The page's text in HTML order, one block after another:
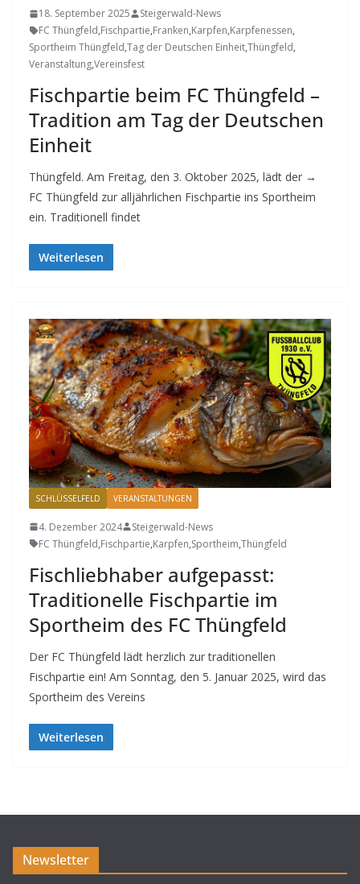
18. September 2025
Steigerwald-News
FC Thüngfeld,Fischpartie,Franken,Karpfen,Karpfenessen,
Sportheim Thüngfeld,Tag der Deutschen Einheit,Thüngfeld,
Veranstaltung,Vereinsfest
Fischpartie beim FC Thüngfeld –
Tradition am Tag der Deutschen
Einheit
Thüngfeld. Am Freitag, den 3. Oktober 2025, lädt der →
FC Thüngfeld zur alljährlichen Fischpartie ins Sportheim
ein. Traditionell findet
Weiterlesen
SCHLÜSSELFELD VERANSTALTUNGEN
4. Dezember 2024
Steigerwald-News
FC Thüngfeld,Fischpartie,Karpfen,Sportheim,Thüngfeld
Fischliebhaber aufgepasst:
Traditionelle Fischpartie im
Sportheim des FC Thüngfeld
Der FC Thüngfeld lädt herzlich zur traditionellen
Fischpartie ein! Am Sonntag, den 5. Januar 2025, wird das
Sportheim des Vereins
Weiterlesen
Newsletter